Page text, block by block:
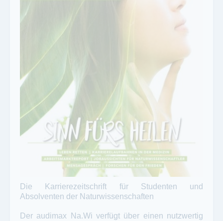
Die Karrierezeitschrift für Studenten und
Absolventen der Naturwissenschaften
Der audimax Na.Wi verfügt über einen nutzwertig